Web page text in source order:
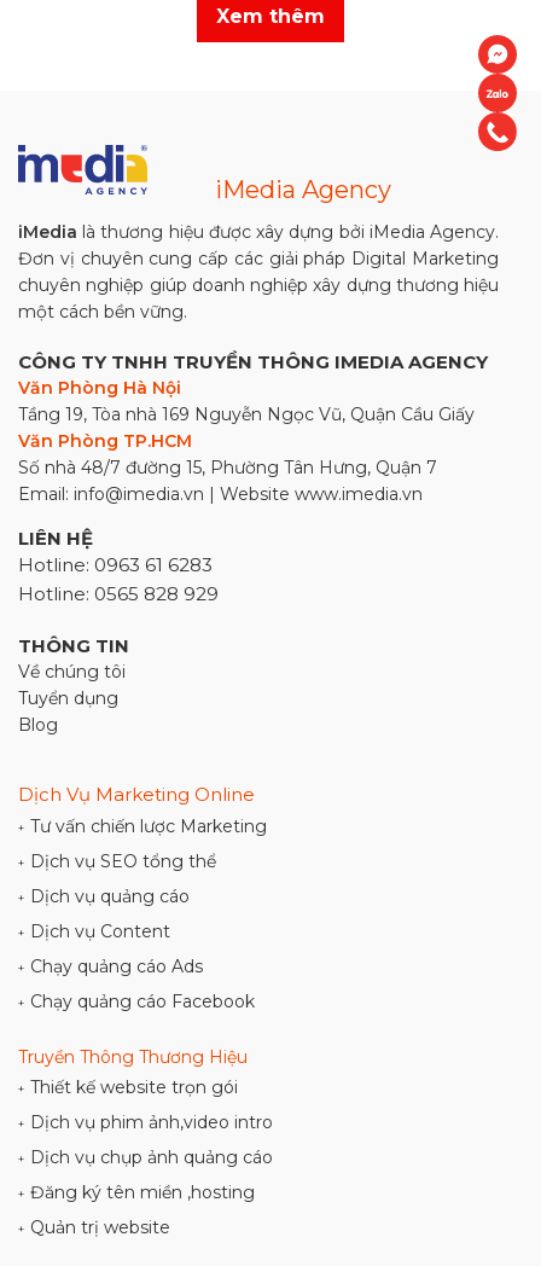
Xem thêm
iMedia Agency
iMedia là thương hiệu được xây dựng bởi iMedia Agency.
Đơn vị chuyên cung cấp các giải pháp Digital Marketing
chuyên nghiệp giúp doanh nghiệp xây dựng thương hiệu
một cách bền vững.
CÔNG TY TNHH TRUYỀN THÔNG IMEDIA AGENCY
Văn Phòng Hà Nội
Tầng 19, Tòa nhà 169 Nguyễn Ngọc Vũ, Quận Cầu Giấy
Văn Phòng TP.HCM
Số nhà 48/7 đường 15, Phường Tân Hưng, Quận 7
Email: info@imedia.vn | Website www.imedia.vn
LIÊN HỆ
Hotline: 0963 61 6283
Hotline: 0565 828 929
THÔNG TIN
Về chúng tôi
Tuyển dụng
Blog
Dịch Vụ Marketing Online
+ Tư vấn chiến lược Marketing
+ Dịch vụ SEO tổng thể
+ Dịch vụ quảng cáo
+ Dịch vụ Content
+ Chạy quảng cáo Ads
+ Chạy quảng cáo Facebook
Truyền Thông Thương Hiệu
+ Thiết kế website trọn gói
+ Dịch vụ phim ảnh,video intro
+ Dịch vụ chụp ảnh quảng cáo
+ Đăng ký tên miền ,hosting
+ Quản trị website